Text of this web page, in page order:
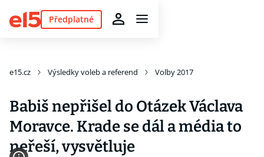
Předplatné
e15.cz Výsledky voleb a referend Volby 2017
Babiš nepřišel do Otázek Václava
Moravce. Krade se dál a média to
neřeší, vysvětluje